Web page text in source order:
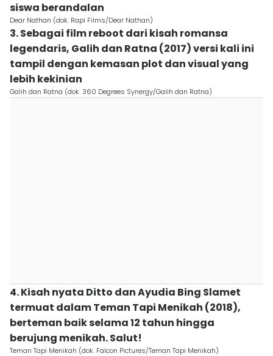
siswa berandalan
Dear Nathan (dok. Rapi Films/Dear Nathan)
3. Sebagai film reboot dari kisah romansa
legendaris, Galih dan Ratna (2017) versi kali ini
tampil dengan kemasan plot dan visual yang
lebih kekinian
Galih dan Ratna (dok. 360 Degrees Synergy/Galih dan Ratna)
4. Kisah nyata Ditto dan Ayudia Bing Slamet
termuat dalam Teman Tapi Menikah (2018),
berteman baik selama 12 tahun hingga
berujung menikah. Salut!
Teman Tapi Menikah (dok. Falcon Pictures/Teman Tapi Menikah)